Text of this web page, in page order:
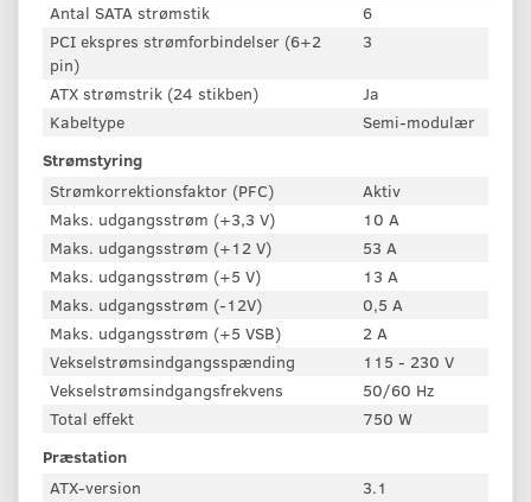
Antal SATA strømstik
6
PCI ekspres strømforbindelser (6+2
pin)
3
ATX strømstrik (24 stikben)
Ja
Kabeltype
Semi-modulær
Strømstyring
Strømkorrektionsfaktor (PFC)
Aktiv
Maks. udgangsstrøm (+3,3 V)
10 A
Maks. udgangsstrøm (+12 V)
53 A
Maks. udgangsstrøm (+5 V)
13 A
Maks. udgangsstrøm (-12V)
0,5 A
Maks. udgangsstrøm (+5 VSB)
2 A
Vekselstrømsindgangsspænding
115 - 230 V
Vekselstrømsindgangsfrekvens
50/60 Hz
Total effekt
750 W
Præstation
ATX-version
3.1